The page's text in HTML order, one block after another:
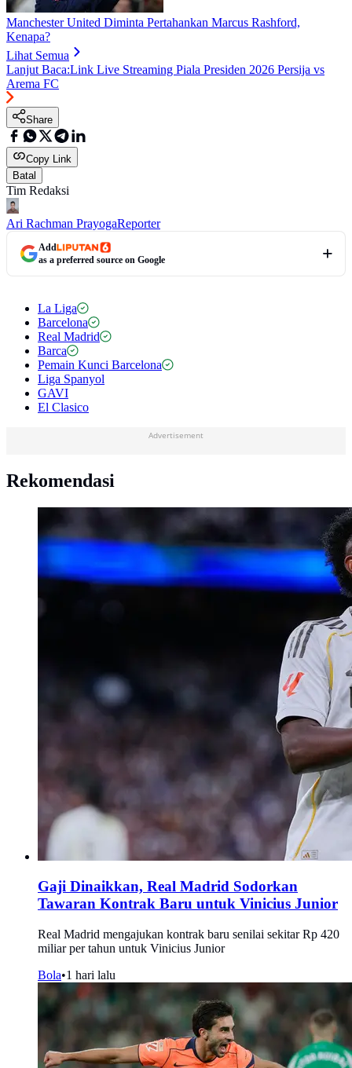
Manchester United Diminta Pertahankan Marcus Rashford,
Kenapa?
Lihat Semua
Lanjut Baca:Link Live Streaming Piala Presiden 2026 Persija vs
Arema FC
Share
Copy Link
Batal
Tim Redaksi
Ari Rachman PrayogaReporter
Add
as a preferred source on Google
La Liga
Barcelona
Real Madrid
Barca
Pemain Kunci Barcelona
Liga Spanyol
GAVI
El Clasico
Advertisement
Rekomendasi
Gaji Dinaikkan, Real Madrid Sodorkan
Tawaran Kontrak Baru untuk Vinicius Junior
Real Madrid mengajukan kontrak baru senilai sekitar Rp 420
miliar per tahun untuk Vinicius Junior
Bola•1 hari lalu